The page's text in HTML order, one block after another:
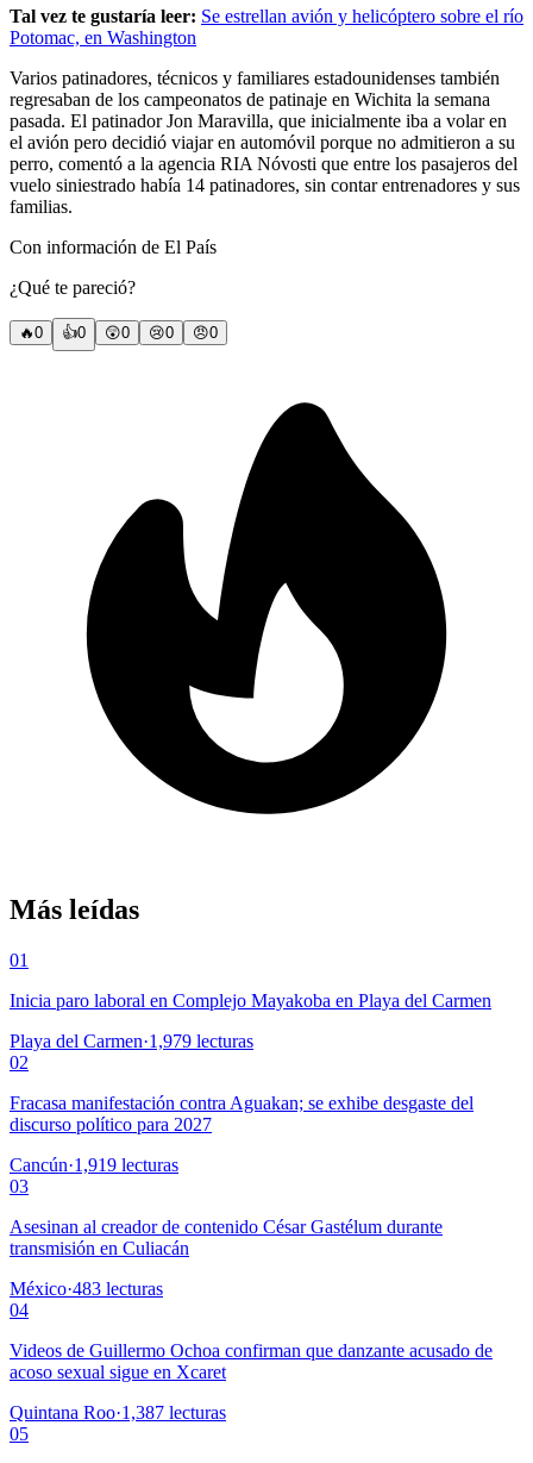
Tal vez te gustaría leer: Se estrellan avión y helicóptero sobre el río
Potomac, en Washington
Varios patinadores, técnicos y familiares estadounidenses también
regresaban de los campeonatos de patinaje en Wichita la semana
pasada. El patinador Jon Maravilla, que inicialmente iba a volar en
el avión pero decidió viajar en automóvil porque no admitieron a su
perro, comentó a la agencia RIA Nóvosti que entre los pasajeros del
vuelo siniestrado había 14 patinadores, sin contar entrenadores y sus
familias.
Con información de El País
¿Qué te pareció?
🔥0 👍0 😲0 😢0 😠0
Más leídas
01
Inicia paro laboral en Complejo Mayakoba en Playa del Carmen
Playa del Carmen·1,979 lecturas
02
Fracasa manifestación contra Aguakan; se exhibe desgaste del
discurso político para 2027
Cancún·1,919 lecturas
03
Asesinan al creador de contenido César Gastélum durante
transmisión en Culiacán
México·483 lecturas
04
Videos de Guillermo Ochoa confirman que danzante acusado de
acoso sexual sigue en Xcaret
Quintana Roo·1,387 lecturas
05